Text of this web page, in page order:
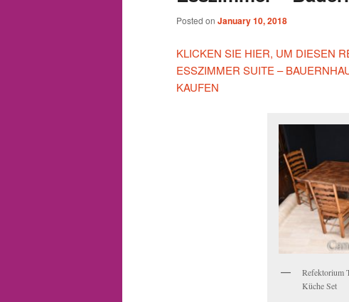
Posted on January 10, 2018
KLICKEN SIE HIER, UM DIESEN
ESSZIMMER SUITE –
KAUFEN
Refektorium
Küche Set